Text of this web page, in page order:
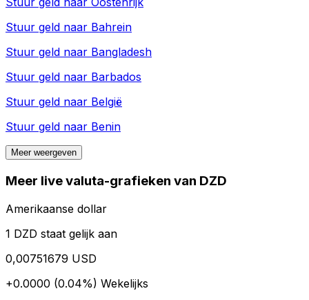
Stuur geld naar Bahrein
Stuur geld naar Bangladesh
Stuur geld naar Barbados
Stuur geld naar België
Stuur geld naar Benin
Meer weergeven
Meer live valuta-grafieken van DZD
Amerikaanse dollar
1 DZD staat gelijk aan
0,00751679 USD
+0.0000 (0.04%) Wekelijks